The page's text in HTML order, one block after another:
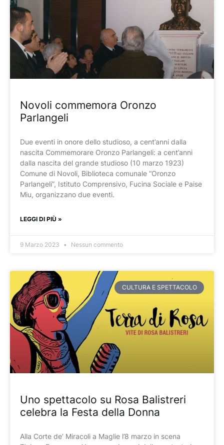
Novoli commemora Oronzo
Parlangeli
Due eventi in onore dello studioso, a cent’anni dalla
nascita Commemorare Oronzo Parlangeli: a cent’anni
dalla nascita del grande studioso (10 marzo 1923)
Comune di Novoli, Biblioteca comunale “Oronzo
Parlangeli”, Istituto Comprensivo, Fucina Sociale e Paise
Miu, organizzano due eventi.
LEGGI DI PIÙ »
9 Marzo 2023 Nessun commento
CULTURA E SPETTACOLO
Uno spettacolo su Rosa Balistreri
celebra la Festa della Donna
Alla Corte de’ Miracoli a Maglie l’8 marzo in scena